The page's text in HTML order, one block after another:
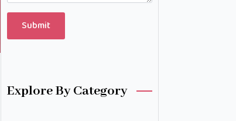
Submit
Explore By Category